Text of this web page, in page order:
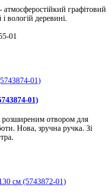
графітовий
вологій деревині.
01
01)
розширеним отвором для
Нова, зручна ручка. Зі